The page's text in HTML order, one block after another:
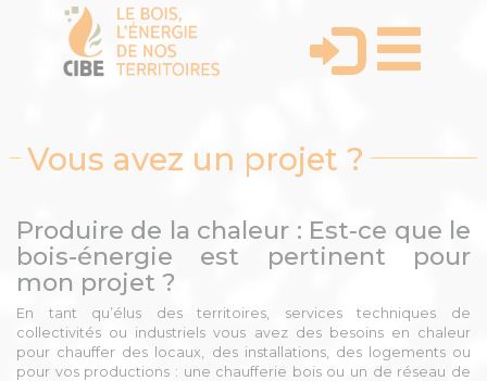
Vous avez un projet ?
Produire de la chaleur : Est-ce que le
bois-énergie est pertinent pour
mon projet ?
En tant qu’élus des territoires, services techniques de
collectivités ou industriels vous avez des besoins en chaleur
pour chauffer des locaux, des installations, des logements ou
pour vos productions : une chaufferie bois ou un de réseau de